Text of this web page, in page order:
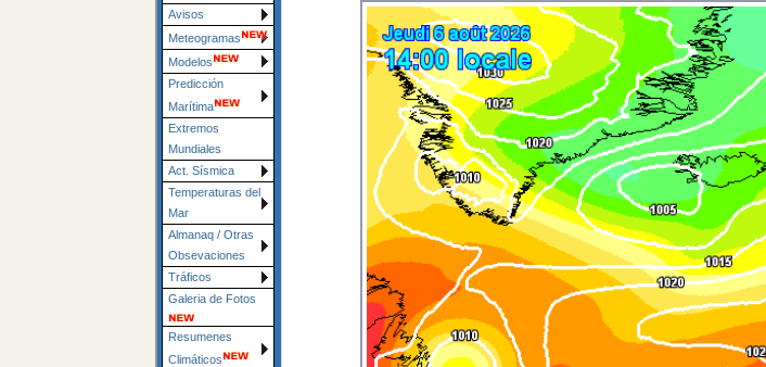
Avisos
Meteogramas
Modelos
Predicción
Marítima
Extremos
Mundiales
Act. Sísmica
Temperaturas del
Mar
Almanaq / Otras
Obsevaciones
Tráficos
Galeria de Fotos
Resumenes
Climáticos